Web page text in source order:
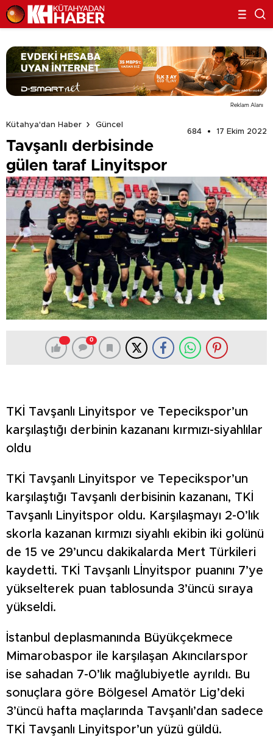
Reklam Alanı
Kütahya'dan Haber
Güncel
684
17 Ekim 2022
Tavşanlı derbisinde
gülen taraf Linyitspor
0
TKİ Tavşanlı Linyitspor ve Tepecikspor’un
karşılaştığı derbinin kazananı kırmızı-siyahlılar
oldu
TKİ Tavşanlı Linyitspor ve Tepecikspor’un
karşılaştığı Tavşanlı derbisinin kazananı, TKİ
Tavşanlı Linyitspor oldu. Karşılaşmayı 2-0’lık
skorla kazanan kırmızı siyahlı ekibin iki golünü
de 15 ve 29’uncu dakikalarda Mert Türkileri
kaydetti. TKİ Tavşanlı Lİnyitspor puanını 7’ye
yükselterek puan tablosunda 3’üncü sıraya
yükseldi.
İstanbul deplasmanında Büyükçekmece
Mimarobaspor ile karşılaşan Akıncılarspor
ise sahadan 7-0’lık mağlubiyetle ayrıldı. Bu
sonuçlara göre Bölgesel Amatör Lig’deki
3’üncü hafta maçlarında Tavşanlı’dan sadece
TKİ Tavşanlı Linyitspor’un yüzü güldü.